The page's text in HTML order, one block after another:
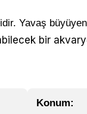
Yavaş
bir
Konum: